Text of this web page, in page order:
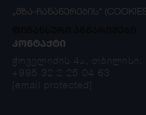
„ᲛᲖᲐ-ᲩᲐᲜᲐᲬᲔᲠᲔᲑᲘᲡ“
ᲙᲝᲜᲢᲐᲥᲢᲘ
ჭოველიძის 4ა,
+995 32 2 25 04 63
[email protected]